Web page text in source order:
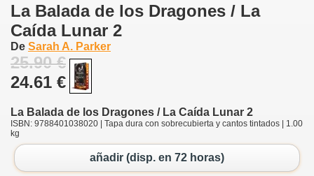
La Balada de los Dragones / La
Caída Lunar 2
De Sarah A. Parker
25.90 €
24.61 €
La Balada de los Dragones / La Caída Lunar 2
ISBN: 9788401038020 | Tapa dura con sobrecubierta y cantos tintados | 1.00
kg
añadir (disp. en 72 horas)